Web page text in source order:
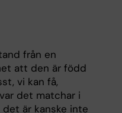
från en
att den är född
vi kan få,
det matchar i
är kanske inte